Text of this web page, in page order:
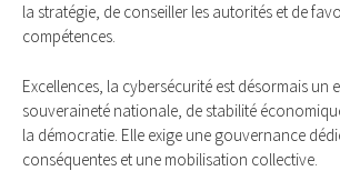
la stratégie, de conseiller les autorités et de
compétences.
Excellences, la cybersécurité est désormais un
souveraineté nationale, de stabilité
la démocratie. Elle exige une gouvernance
conséquentes et une mobilisation collective.